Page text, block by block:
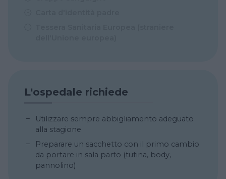
L'ospedale richiede
Utilizzare sempre abbigliamento adeguato
alla stagione
Preparare un sacchetto con il primo cambio
da portare in sala parto (tutina, body,
pannolino)